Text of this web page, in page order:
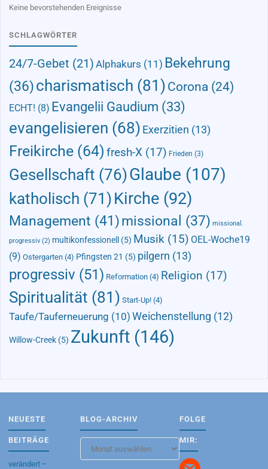
Keine bevorstehenden Ereignisse
SCHLAGWÖRTER
24/7-Gebet (21) Alphakurs (11) Bekehrung
(36)charismatisch (81) Corona (24)
ECHT! (8) Evangelii Gaudium (33)
evangelisieren (68) Exerzitien (13)
Freikirche (64) fresh-X (17) Frieden (3)
Gesellschaft (76)Glaube (107)
katholisch (71) Kirche (92)
Management (41)missional (37) missional.
progressiv (2) multikonfessionell (5) Musik (15) OEL-Woche19
(9) Ostergarten (4) Pfingsten 21 (5) pilgern (13)
progressiv (51) Reformation (4) Religion (17)
Spiritualität (81) Start-Up! (4)
Taufe/Tauferneuerung (10) Weichenstellung (12)
Willow-Creek (5) Zukunft (146)
NEUESTE
BEITRÄGE
verändert –
BLOG-ARCHIV
Archiv
FOLGE
MIR: